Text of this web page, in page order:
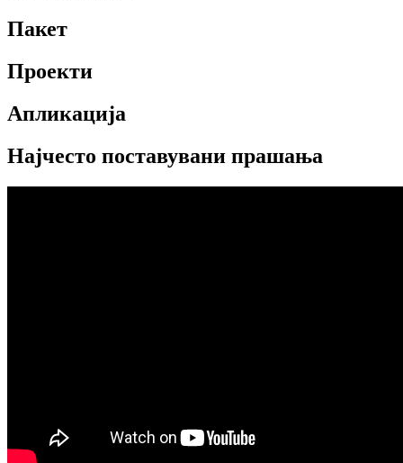
Пакет
Проекти
Апликација
Најчесто поставувани прашања